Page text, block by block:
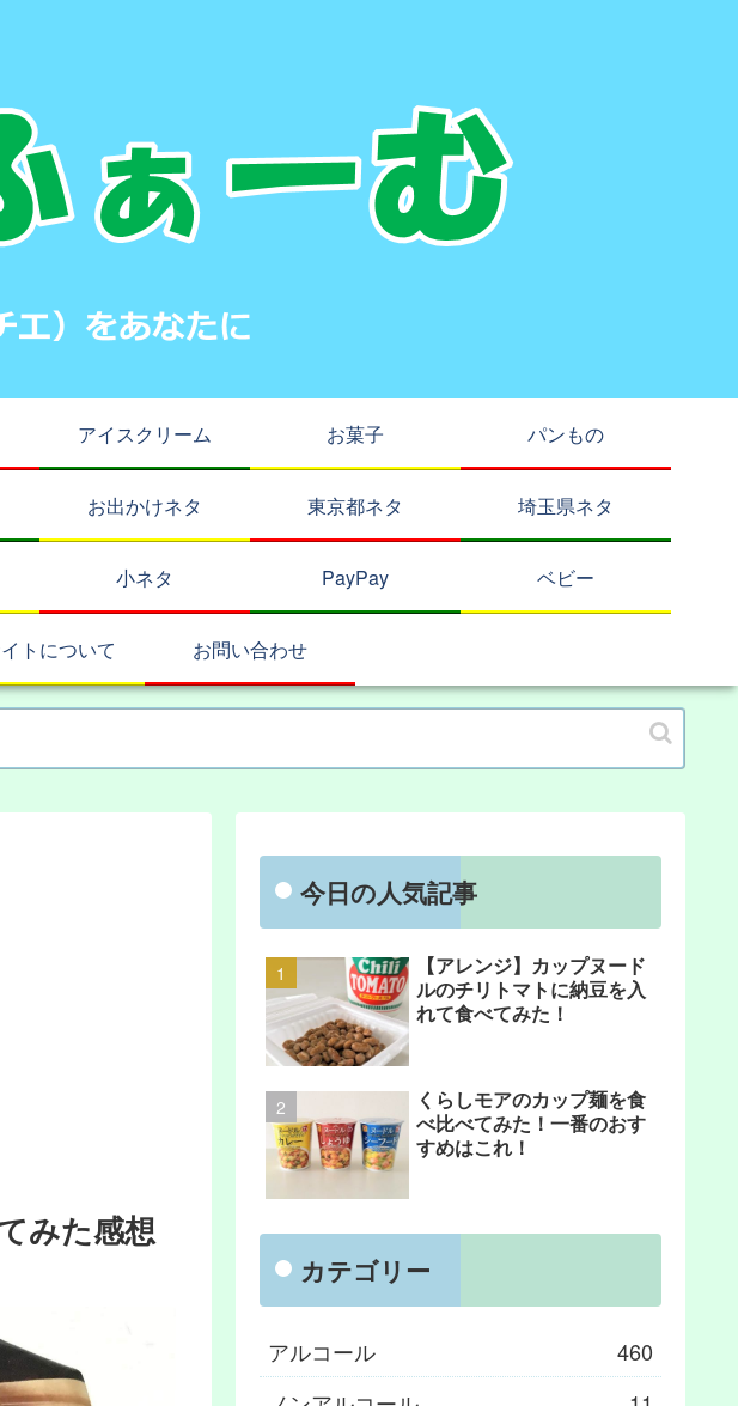
アイスクリーム お菓子 パンもの
お出かけネタ 東京都ネタ 埼玉県ネタ
小ネタ PayPay ベビー
トについて お問い合わせ
みた感想
今日の人気記事
【アレンジ】カップヌード
ルのチリトマトに納豆を入
れて食べてみた！
くらしモアのカップ麺を食
べ比べてみた！一番のおす
すめはこれ！
カテゴリー
アルコール
460